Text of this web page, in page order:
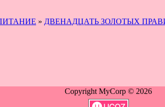
» ДВЕНАДЦАТЬ ЗОЛОТЫХ
Copyright MyCorp © 2026